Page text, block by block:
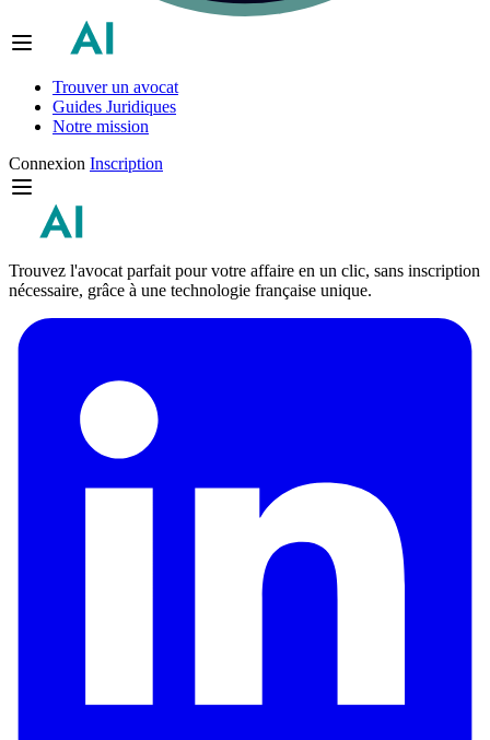
Trouver un avocat
Guides Juridiques
Notre mission
Connexion Inscription
Trouvez l'avocat parfait pour votre affaire en un clic, sans inscription
nécessaire, grâce à une technologie française unique.